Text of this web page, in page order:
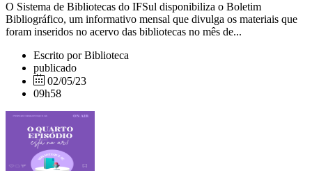
O Sistema de Bibliotecas do IFSul disponibiliza o Boletim
Bibliográfico, um informativo mensal que divulga os materiais que
foram inseridos no acervo das bibliotecas no mês de...
Escrito por Biblioteca
publicado
02/05/23
09h58